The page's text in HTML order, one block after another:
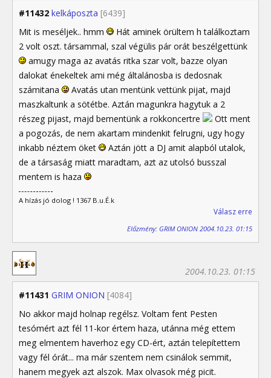
#11432 kelkáposzta [6439]
Mit is meséljek.. hmm
Hát aminek örültem h találkoztam
2 volt oszt. társammal, szal végülis pár orát beszélgettünk
amugy maga az avatás ritka szar volt, bazze olyan
dalokat énekeltek ami még általánosba is dedosnak
számitana
Avatás utan mentünk vettünk pijat, majd
maszkaltunk a sötétbe. Aztán magunkra hagytuk a 2
részeg pijast, majd bementünk a rokkoncertre
Ott ment
a pogozás, de nem akartam mindenkit felrugni, ugy hogy
inkabb néztem öket
Aztán jött a DJ amit alapból utalok,
de a társaság miatt maradtam, azt az utolsó busszal
mentem is haza
A hízás jó dolog ! 1367 B.u.É.k
Válasz erre
Előzmény: GRIM ONION 2004.10.23. 01:15
#11431 GRIM ONION [4084]
2004.10.23. 01:15
No akkor majd holnap regélsz. Voltam fent Pesten
tesómért azt fél 11-kor értem haza, utánna még ettem
meg elmentem haverhoz egy CD-ért, aztán telepítettem
vagy fél órát... ma már szentem nem csinálok semmit,
hanem megyek azt alszok. Max olvasok még picit.